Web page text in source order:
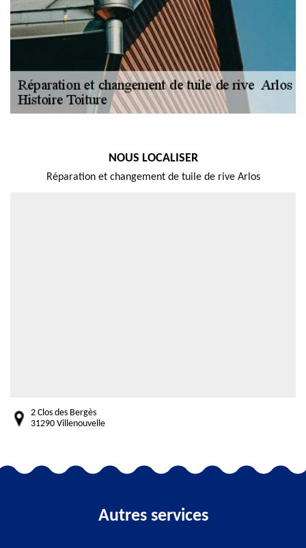
NOUS LOCALISER
Réparation et changement de tuile de rive Arlos
2 Clos des Bergès
31290 Villenouvelle
Autres services